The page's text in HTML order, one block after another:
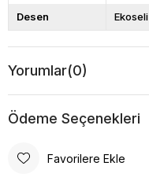
Desen Ekoseli
Yorumlar(0)
Ödeme Seçenekleri
Favorilere Ekle